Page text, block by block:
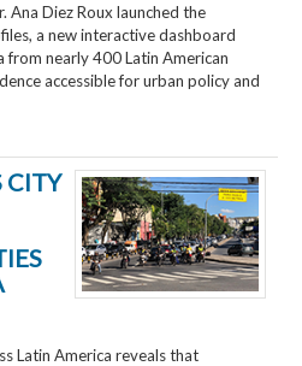
Ana Diez Roux launched the
a new interactive dashboard
from nearly 400 Latin American
accessible for urban policy and
CITY
Latin America reveals that